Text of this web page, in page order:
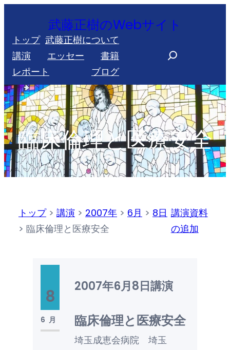
を
ス
キ
ッ
プ
武藤正樹のWebサイト
トップ 武藤正樹について
講演
エッセー
書籍
レポート
ブログ
r
c
h
臨床倫理と医療安全
トップ> 講演 > 2007年 > 6月 > 8日
> 臨床倫理と医療安全
講演資料
の追加
8
6月
2007年6月8日講演
臨床倫理と医療安全
埼玉成恵会病院 埼玉